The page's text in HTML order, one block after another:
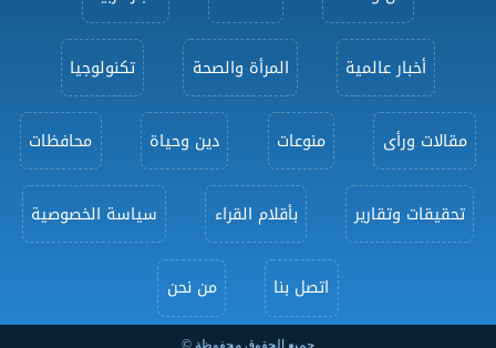
أخبار عالمية المرأة والصحة تكنولوجيا
مقالات ورأى منوعات دين وحياة محافظات
تحقيقات وتقارير بأقلام القراء سياسة الخصوصية
اتصل بنا من نحن
جميع الحقوق محفوظة ©